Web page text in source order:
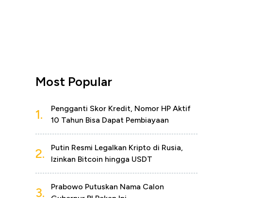
Most Popular
1.
Pengganti Skor Kredit, Nomor HP Aktif
10 Tahun Bisa Dapat Pembiayaan
2.
Putin Resmi Legalkan Kripto di Rusia,
Izinkan Bitcoin hingga USDT
3.
Prabowo Putuskan Nama Calon